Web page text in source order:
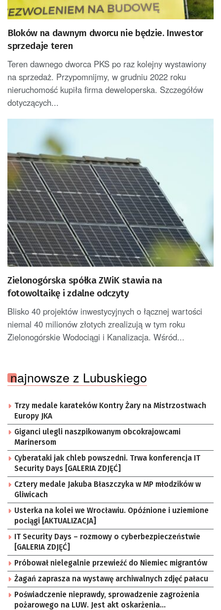
Bloków na dawnym dworcu nie będzie. Inwestor
sprzedaje teren
Teren dawnego dworca PKS po raz kolejny wystawiony
na sprzedaż. Przypomnijmy, w grudniu 2022 roku
nieruchomość kupiła firma deweloperska. Szczegółów
dotyczących...
Zielonogórska spółka ZWiK stawia na
fotowoltaikę i zdalne odczyty
Blisko 40 projektów inwestycyjnych o łącznej wartości
niemal 40 milionów złotych zrealizują w tym roku
Zielonogórskie Wodociągi i Kanalizacja. Wśród...
najnowsze z Lubuskiego
Trzy medale karateków Kontry Żary na Mistrzostwach
Europy JKA
Giganci ulegli naszpikowanym obcokrajowcami
Marinersom
Cyberataki jak chleb powszedni. Trwa konferencja IT
Security Days [GALERIA ZDJĘĆ]
Cztery medale Jakuba Błaszczyka w MP młodzików w
Gliwicach
Usterka na kolei we Wrocławiu. Opóźnione i uziemione
pociągi [AKTUALIZACJA]
IT Security Days – rozmowy o cyberbezpieczeństwie
[GALERIA ZDJĘĆ]
Próbował nielegalnie przewieźć do Niemiec migrantów
Żagań zaprasza na wystawę archiwalnych zdjęć pałacu
Poświadczenie nieprawdy, sprowadzenie zagrożenia
pożarowego na LUW. Jest akt oskarżenia